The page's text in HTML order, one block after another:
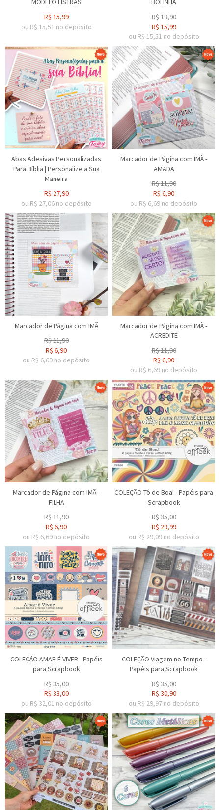
MODELO LISTRAS
R$ 15,99
ou R$ 15,51 no depósito
BOLINHA
R$18,90
R$ 15,99
ou R$ 15,51 no depósito
Abas Adesivas Personalizadas
Para Bíblia | Personalize a Sua
Maneira
R$ 27,90
ou R$ 27,06 no depósito
Marcador de Página com IMÃ -
AMADA
R$11,90
R$ 6,90
ou R$ 6,69 no depósito
Marcador de Página com IMÃ
R$11,90
R$ 6,90
ou R$ 6,69 no depósito
Marcador de Página com IMÃ -
ACREDITE
R$11,90
R$ 6,90
ou R$ 6,69 no depósito
Marcador de Página com IMÃ -
FILHA
R$11,90
R$ 6,90
ou R$ 6,69 no depósito
COLEÇÃO Tô de Boa! - Papéis para
Scrapbook
R$35,00
R$ 29,99
ou R$ 29,09 no depósito
COLEÇÃO AMAR É VIVER - Papéis
para Scrapbook
R$35,00
R$ 33,00
ou R$ 32,01 no depósito
COLEÇÃO Viagem no Tempo -
Papéis para Scrapbook
R$35,00
R$ 30,90
ou R$ 29,97 no depósito